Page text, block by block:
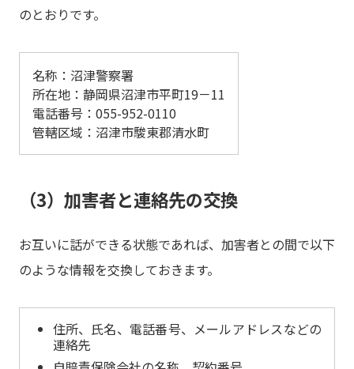
のとおりです。
名称：沼津警察署
所在地：静岡県沼津市平町19－11
電話番号：055-952-0110
管轄区域：沼津市駿東郡清水町
（3）加害者と連絡先の交換
お互いに話ができる状態であれば、加害者との間で以下
のような情報を交換しておきます。
住所、氏名、電話番号、メールアドレスなどの
連絡先